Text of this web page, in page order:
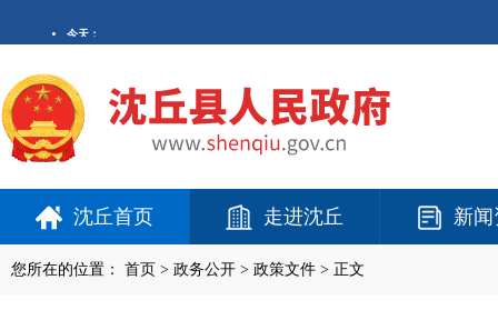
沈丘首页 走进沈丘 新
您所在的位置： 首页 > 政务公开 > 政策文件 > 正文